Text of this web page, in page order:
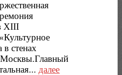
XIII
стенах
далее